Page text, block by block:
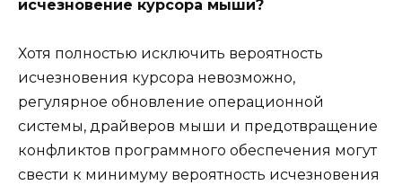
исчезновение курсора мыши?
Хотя полностью исключить вероятность
исчезновения курсора невозможно,
регулярное обновление операционной
системы, драйверов мыши и предотвращение
конфликтов программного обеспечения могут
свести к минимуму вероятность исчезновения